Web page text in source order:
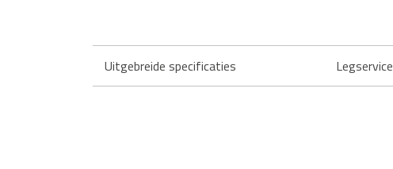
Uitgebreide specificaties Legservice